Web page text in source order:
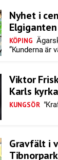
Nyhet i
Elgiganten
KÖPING
”Kunderna är
Viktor
Karls kyrka
KUNGSÖR
Gravfält i